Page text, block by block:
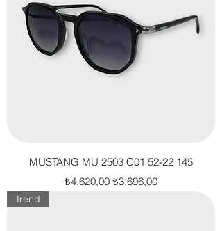
MUSTANG MU 2503 C01 52-22 145
Normal Fiyat
₺4.620,00 İndirimli Fiyat
₺3.696,00
Trend